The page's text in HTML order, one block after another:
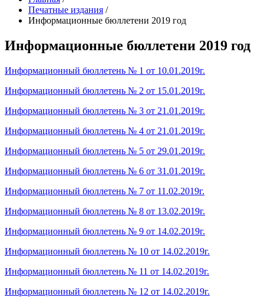
Печатные издания /
Информационные бюллетени 2019 год
Информационные бюллетени 2019 год
Информационный бюллетень № 1 от 10.01.2019г.
Информационный бюллетень № 2 от 15.01.2019г.
Информационный бюллетень № 3 от 21.01.2019г.
Информационный бюллетень № 4 от 21.01.2019г.
Информационный бюллетень № 5 от 29.01.2019г.
Информационный бюллетень № 6 от 31.01.2019г.
Информационный бюллетень № 7 от 11.02.2019г.
Информационный бюллетень № 8 от 13.02.2019г.
Информационный бюллетень № 9 от 14.02.2019г.
Информационный бюллетень № 10 от 14.02.2019г.
Информационный бюллетень № 11 от 14.02.2019г.
Информационный бюллетень № 12 от 14.02.2019г.